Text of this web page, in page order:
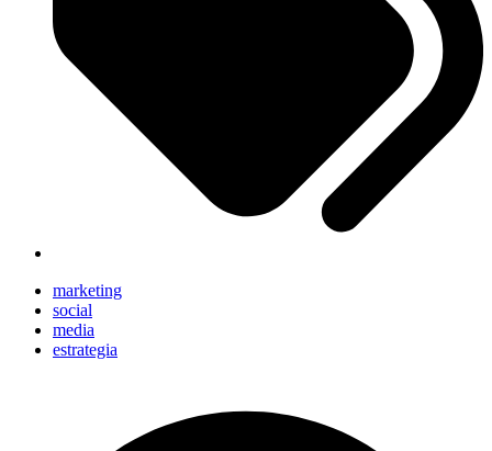
marketing
social
media
estrategia